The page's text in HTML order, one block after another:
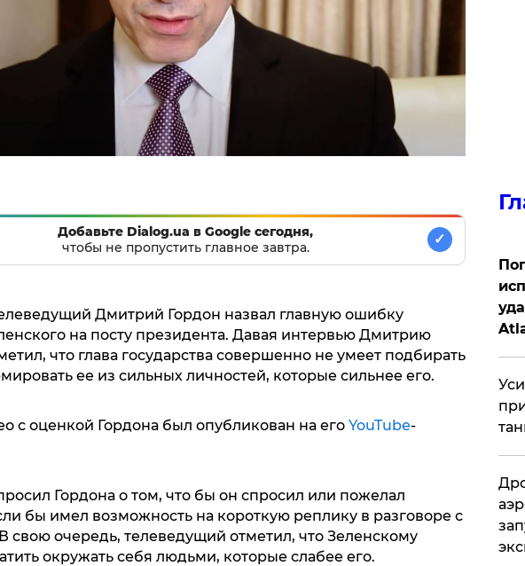
Добавьте Dialog.ua в Google сегодня,
чтобы не пропустить главное завтра.
✓
Дмитрий Гордон назвал главную ошибку
на посту президента. Давая интервью Дмитрию
что глава государства совершенно не умеет подбирать
ее из сильных личностей, которые сильнее его.
с оценкой Гордона был опубликован на его YouTube-
Гордона о том, что бы он спросил или пожелал
бы имел возможность на короткую реплику в разговоре с
свою очередь, телеведущий отметил, что Зеленскому
окружать себя людьми, которые слабее его.